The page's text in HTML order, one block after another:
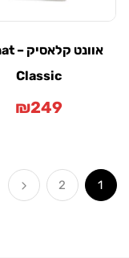
אוונט קלאסיק – Ownat
Classic
₪
2